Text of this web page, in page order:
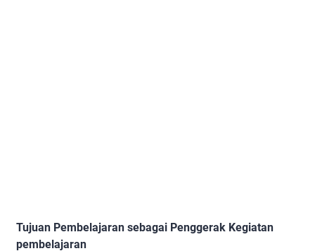
Tujuan Pembelajaran sebagai Penggerak Kegiatan
pembelajaran